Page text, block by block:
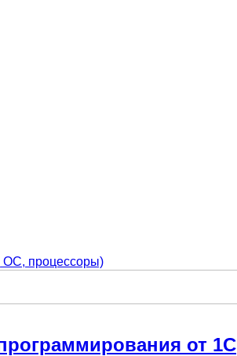
ОС, процессоры)
от 1С